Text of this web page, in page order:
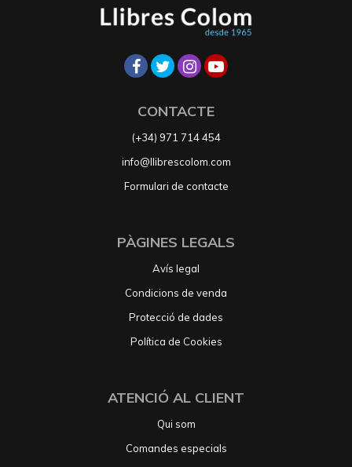
CONTACTE
(+34) 971 714 454
info@llibrescolom.com
Formulari de contacte
PÀGINES LEGALS
Avís legal
Condicions de venda
Protecció de dades
Política de Cookies
ATENCIÓ AL CLIENT
Qui som
Comandes especials